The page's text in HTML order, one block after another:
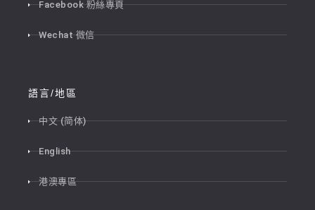
Facebook 粉絲專頁
Wechat 微信
語言/地區
中文 (简体)
English
港澳專區